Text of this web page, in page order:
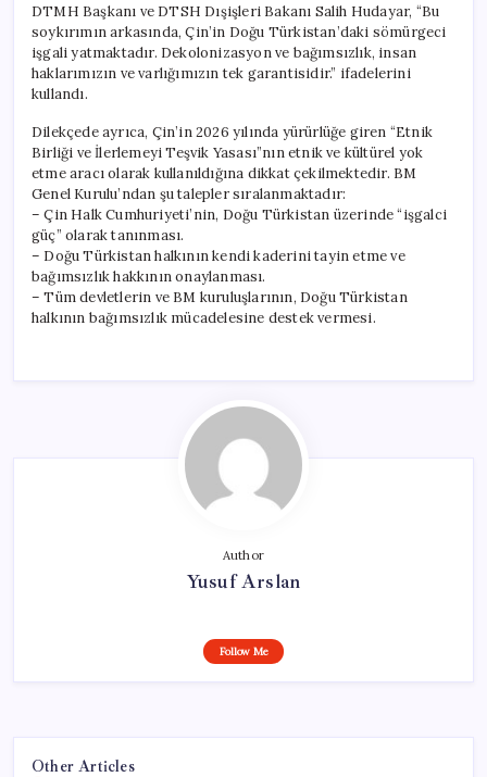
DTMH Başkanı ve DTSH Dışişleri Bakanı Salih Hudayar, “Bu
soykırımın arkasında, Çin’in Doğu Türkistan’daki sömürgeci
işgali yatmaktadır. Dekolonizasyon ve bağımsızlık, insan
haklarımızın ve varlığımızın tek garantisidir.” ifadelerini
kullandı.
Dilekçede ayrıca, Çin’in 2026 yılında yürürlüğe giren “Etnik
Birliği ve İlerlemeyi Teşvik Yasası”nın etnik ve kültürel yok
etme aracı olarak kullanıldığına dikkat çekilmektedir. BM
Genel Kurulu’ndan şu talepler sıralanmaktadır:
– Çin Halk Cumhuriyeti’nin, Doğu Türkistan üzerinde “işgalci
güç” olarak tanınması.
– Doğu Türkistan halkının kendi kaderini tayin etme ve
bağımsızlık hakkının onaylanması.
– Tüm devletlerin ve BM kuruluşlarının, Doğu Türkistan
halkının bağımsızlık mücadelesine destek vermesi.
Author
Yusuf Arslan
Follow Me
Other Articles